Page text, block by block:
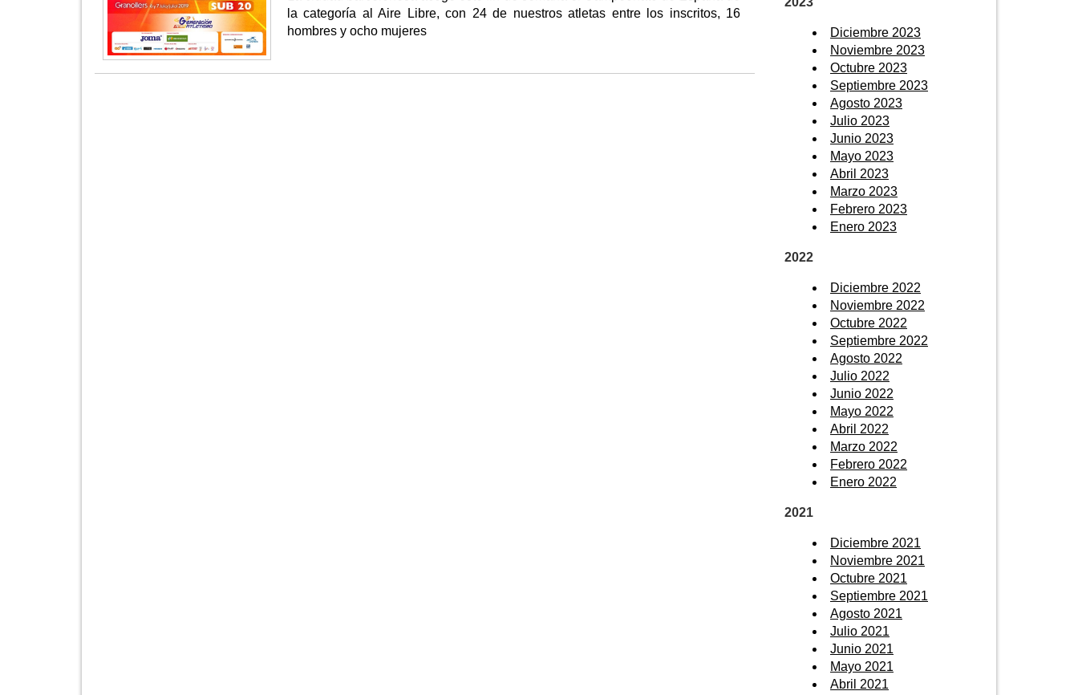
la categoría al Aire Libre, con 24 de nuestros atletas entre los inscritos, 16
hombres y ocho mujeres
Diciembre 2023
Noviembre 2023
Octubre 2023
Septiembre 2023
Agosto 2023
Julio 2023
Junio 2023
Mayo 2023
Abril 2023
Marzo 2023
Febrero 2023
Enero 2023
2022
Diciembre 2022
Noviembre 2022
Octubre 2022
Septiembre 2022
Agosto 2022
Julio 2022
Junio 2022
Mayo 2022
Abril 2022
Marzo 2022
Febrero 2022
Enero 2022
2021
Diciembre 2021
Noviembre 2021
Octubre 2021
Septiembre 2021
Agosto 2021
Julio 2021
Junio 2021
Mayo 2021
Abril 2021